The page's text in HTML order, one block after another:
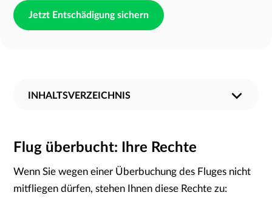
Jetzt Entschädigung sichern
INHALTSVERZEICHNIS
Flug überbucht: Ihre Rechte
Wenn Sie wegen einer Überbuchung des Fluges nicht
mitfliegen dürfen, stehen Ihnen diese Rechte zu: